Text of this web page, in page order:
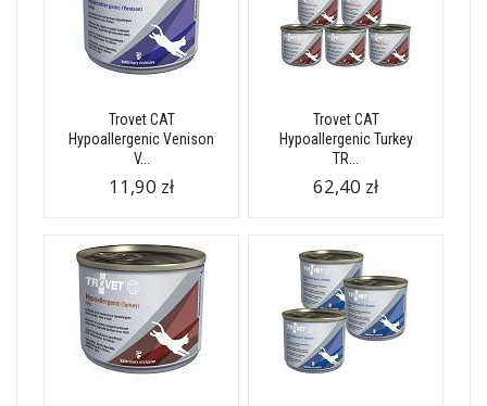
Trovet CAT
Hypoallergenic Venison
V...
11,90 zł
Trovet CAT
Hypoallergenic Turkey
TR...
62,40 zł